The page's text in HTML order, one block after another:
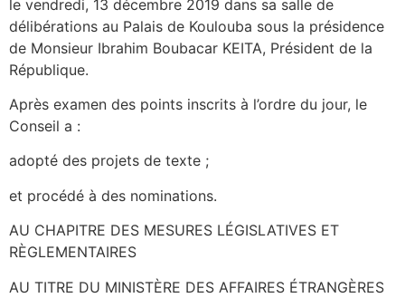
le vendredi, 13 décembre 2019 dans sa salle de
délibérations au Palais de Koulouba sous la présidence
de Monsieur Ibrahim Boubacar KEITA, Président de la
République.
Après examen des points inscrits à l’ordre du jour, le
Conseil a :
adopté des projets de texte ;
et procédé à des nominations.
AU CHAPITRE DES MESURES LÉGISLATIVES ET
RÈGLEMENTAIRES
AU TITRE DU MINISTÈRE DES AFFAIRES ÉTRANGÈRES